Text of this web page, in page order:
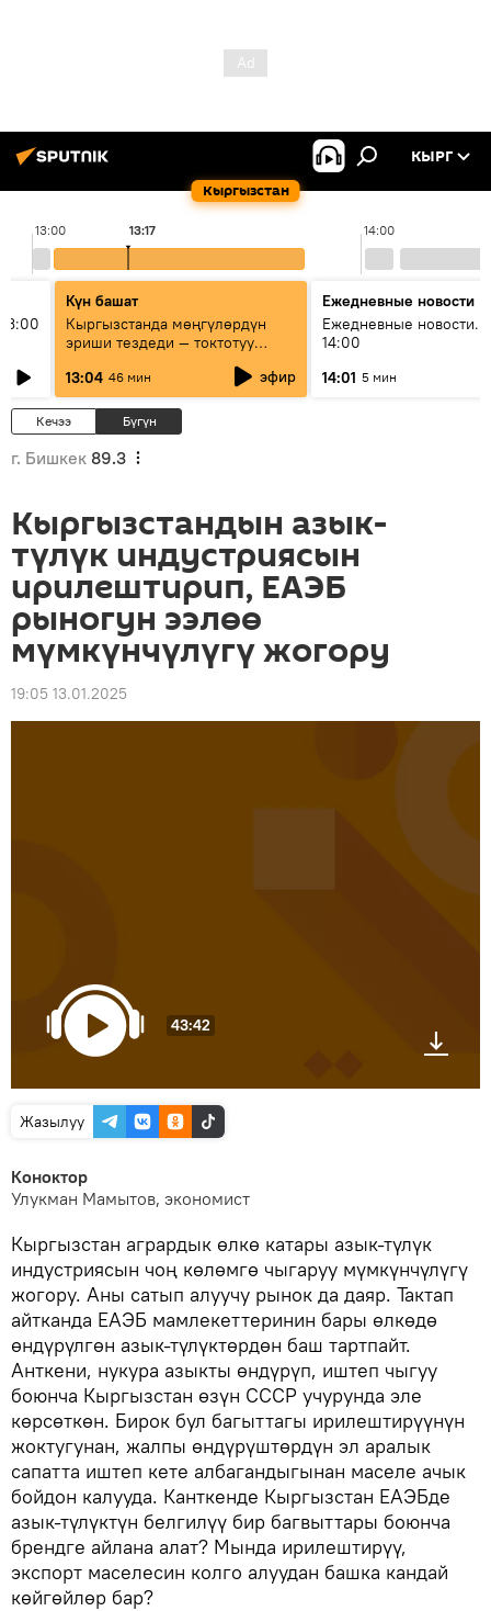
Кыргызстан
КЫРГ
13:00 14:00
13:17
Күн башат
Кыргызстанда мөңгүлөрдүн
эриши тездеди — токтотуу
13:04 46 мин эфир
Ежедневные новости
Ежедневные новости.
14:00
14:01 5 мин
Кечээ Бүгүн
г. Бишкек 89.3
Кыргызстандын азык-
түлүк индустриясын
ирилештирип, ЕАЭБ
рыногун ээлөө
мүмкүнчүлүгү жогору
19:05 13.01.2025
43:42
Жазылуу
Коноктор
Улукман Мамытов, экономист
Кыргызстан агрардык өлкө катары азык-түлүк
индустриясын чоң көлөмгө чыгаруу мүмкүнчүлүгү
жогору. Аны сатып алуучу рынок да даяр. Тактап
айтканда ЕАЭБ мамлекеттеринин бары өлкөдө
өндүрүлгөн азык-түлүктөрдөн баш тартпайт.
Анткени, нукура азыкты өндүрүп, иштеп чыгуу
боюнча Кыргызстан өзүн СССР учурунда эле
көрсөткөн. Бирок бул багыттагы ирилештирүүнүн
жоктугунан, жалпы өндүрүштөрдүн эл аралык
сапатта иштеп кете албагандыгынан маселе ачык
бойдон калууда. Канткенде Кыргызстан ЕАЭБде
азык-түлүктүн белгилүү бир багвыттары боюнча
брендге айлана алат? Мында ирилештирүү,
экспорт маселесин колго алуудан башка кандай
көйгөйлөр бар?